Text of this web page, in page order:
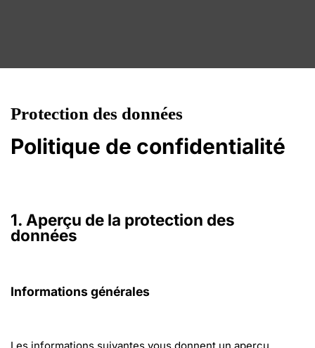
Protection des données
Politique de confidentialité
1. Aperçu de la protection des
données
Informations générales
Les informations suivantes vous donnent un aperçu